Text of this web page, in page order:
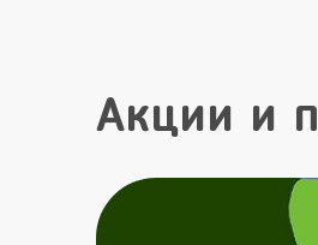
Акции и